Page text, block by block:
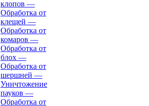
клопов —
Обработка от
клещей —
Обработка от
комаров —
Обработка от
блох —
Обработка от
шершней —
Уничтожение
пауков —
Обработка от